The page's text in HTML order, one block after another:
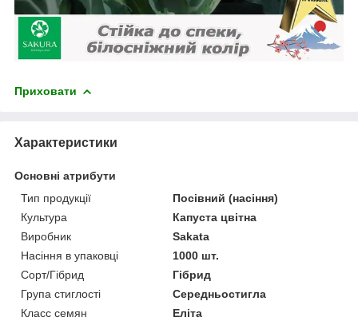
Приховати
Характеристики
Основні атрибути
Тип продукції
Посівний (насіння)
Культура
Капуста цвітна
Виробник
Sakata
Насіння в упаковці
1000 шт.
Сорт/Гібрид
Гібрид
Група стиглості
Середньостигла
Класс семян
Еліта